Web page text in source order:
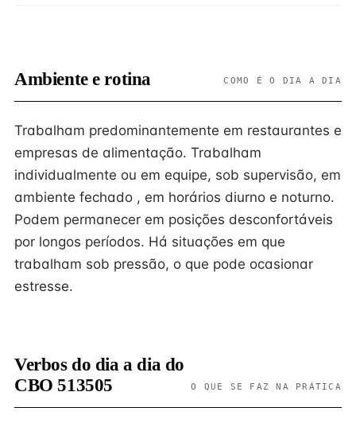
Ambiente e rotina COMO É O DIA A DIA
Trabalham predominantemente em restaurantes e
empresas de alimentação. Trabalham
individualmente ou em equipe, sob supervisão, em
ambiente fechado , em horários diurno e noturno.
Podem permanecer em posições desconfortáveis
por longos períodos. Há situações em que
trabalham sob pressão, o que pode ocasionar
estresse.
Verbos do dia a dia do
CBO 513505
O QUE SE FAZ NA PRÁTICA